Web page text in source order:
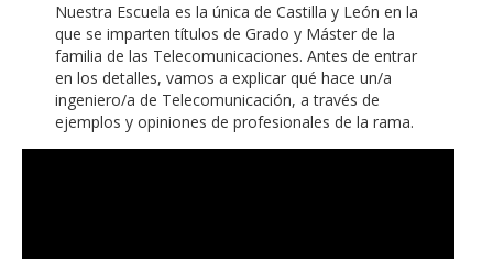
Nuestra Escuela es la única de Castilla y León en la
que se imparten títulos de Grado y Máster de la
familia de las Telecomunicaciones. Antes de entrar
en los detalles, vamos a explicar qué hace un/a
ingeniero/a de Telecomunicación, a través de
ejemplos y opiniones de profesionales de la rama.